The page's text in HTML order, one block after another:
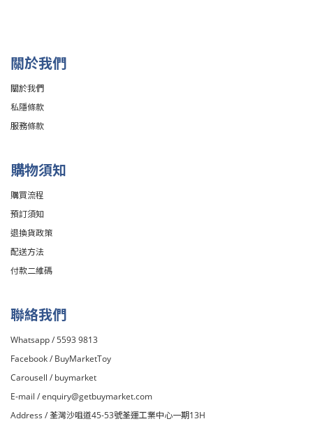
關於我們
關於我們
私隱條款
服務條款
購物須知
購買流程
預訂須知
退換貨政策
配送方法
付款二維碼
聯絡我們
Whatsapp / 5593 9813
Facebook / BuyMarketToy
Carousell / buymarket
E-mail /enquiry@getbuymarket.com
Address / 荃灣沙咀道45-53號荃運工業中心一期13H